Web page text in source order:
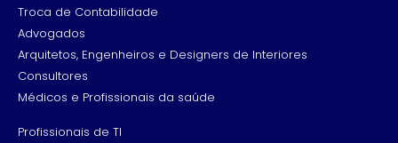
Troca de Contabilidade
Advogados
Arquitetos, Engenheiros e Designers de Interiores
Consultores
Médicos e Profissionais da saúde
Profissionais de TI